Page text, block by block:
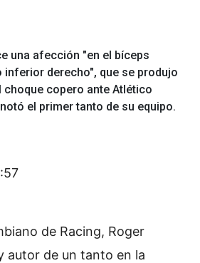
una afección "en el bíceps
derecho", que se produjo
choque copero ante Atlético
el primer tanto de su equipo.
de Racing, Roger
autor de un tanto en la